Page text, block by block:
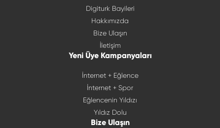
Digiturk Bayileri
Hakkımızda
Bize Ulaşın
İletişim
Yeni Üye Kampanyaları
İnternet + Eğlence
İnternet + Spor
Eğlencenin Yıldızı
Yıldız Dolu
Bize Ulaşın